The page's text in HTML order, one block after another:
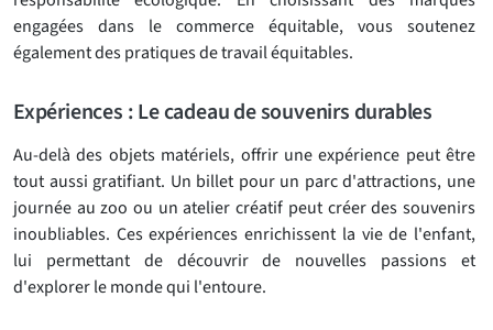
engagées dans le commerce équitable, vous soutenez
également des pratiques de travail équitables.
Expériences : Le cadeau de souvenirs durables
Au-delà des objets matériels, offrir une expérience peut être
tout aussi gratifiant. Un billet pour un parc d'attractions, une
journée au zoo ou un atelier créatif peut créer des souvenirs
inoubliables. Ces expériences enrichissent la vie de l'enfant,
lui permettant de découvrir de nouvelles passions et
d'explorer le monde qui l'entoure.